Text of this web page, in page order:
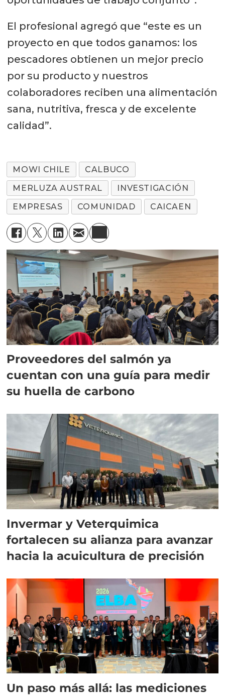
El profesional agregó que “este es un
proyecto en que todos ganamos: los
pescadores obtienen un mejor precio
por su producto y nuestros
colaboradores reciben una alimentación
sana, nutritiva, fresca y de excelente
calidad”.
MOWI CHILE
CALBUCO
MERLUZA AUSTRAL
INVESTIGACIÓN
EMPRESAS
COMUNIDAD CAICAEN
Proveedores del salmón ya
cuentan con una guía para medir
su huella de carbono
Invermar y Veterquimica
fortalecen su alianza para avanzar
hacia la acuicultura de precisión
Un paso más allá: las mediciones